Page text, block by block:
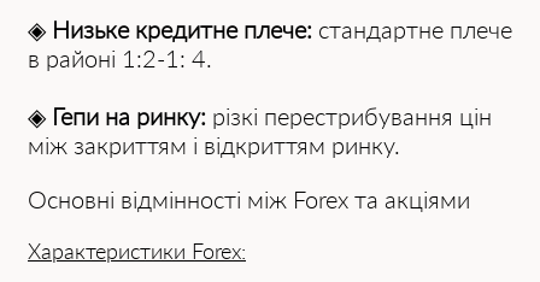
◈ Низьке кредитне плече: стандартне плече
в районі 1:2-1: 4.
◈ Гепи на ринку: різкі перестрибування цін
між закриттям і відкриттям ринку.
Основні відмінності між Forex та акціями
Хaрaктеристики Forex: